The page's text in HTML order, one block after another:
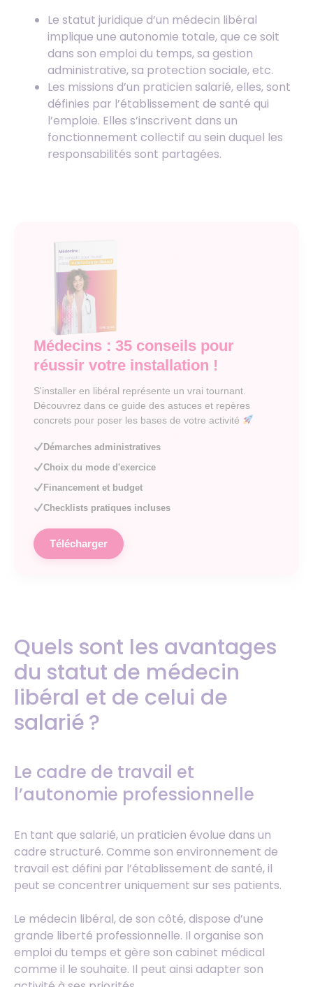
Le statut juridique d’un médecin libéral
implique une autonomie totale, que ce soit
dans son emploi du temps, sa gestion
administrative, sa protection sociale, etc.
Les missions d’un praticien salarié, elles, sont
définies par l’établissement de santé qui
l’emploie. Elles s’inscrivent dans un
fonctionnement collectif au sein duquel les
responsabilités sont partagées.
Médecins : 35 conseils pour
réussir votre installation !
S'installer en libéral représente un vrai tournant.
Découvrez dans ce guide des astuces et repères
concrets pour poser les bases de votre activité
Démarches administratives
Choix du mode d'exercice
Financement et budget
Checklists pratiques incluses
Télécharger
Quels sont les avantages
du statut de médecin
libéral et de celui de
salarié ?
Le cadre de travail et
l’autonomie professionnelle
En tant que salarié, un praticien évolue dans un
cadre structuré. Comme son environnement de
travail est défini par l’établissement de santé, il
peut se concentrer uniquement sur ses patients.
Le médecin libéral, de son côté, dispose d’une
grande liberté professionnelle. Il organise son
emploi du temps et gère son cabinet médical
comme il le souhaite. Il peut ainsi adapter son